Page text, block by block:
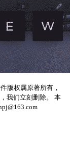
版权属原著所有，
我们立刻删除。 本